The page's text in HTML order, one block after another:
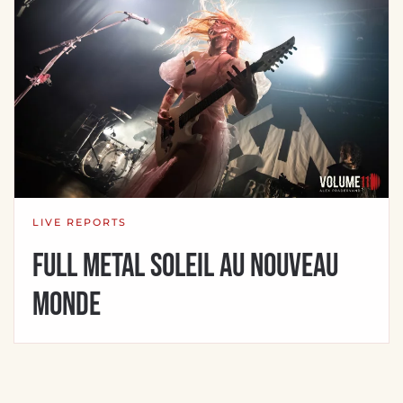
LIVE REPORTS
Full Metal Soleil au Nouveau
Monde